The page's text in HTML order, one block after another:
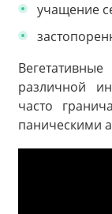
учащение
различной
часто
паническими